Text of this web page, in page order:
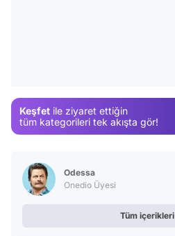
Keşfet ile ziyaret ettiğin
tüm kategorileri tek akışta gör!
Odessa
Onedio Üyesi
Tüm içerikleri